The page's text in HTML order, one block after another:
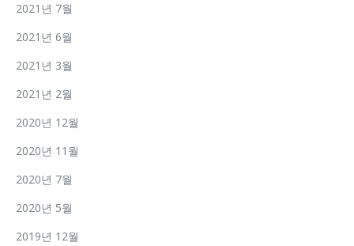
2021년 7월
2021년 6월
2021년 3월
2021년 2월
2020년 12월
2020년 11월
2020년 7월
2020년 5월
2019년 12월